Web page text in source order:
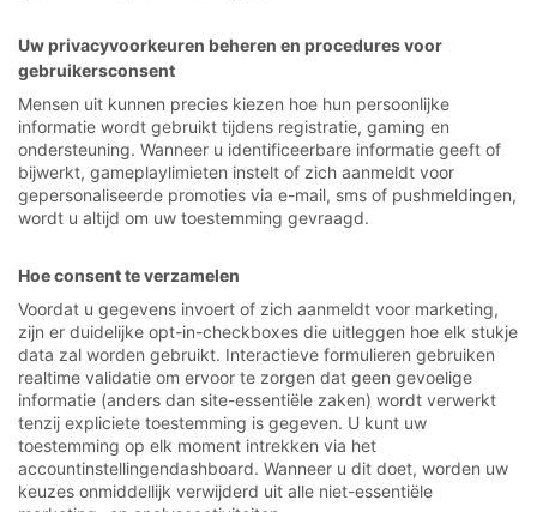
Uw privacyvoorkeuren beheren en procedures voor
gebruikersconsent
Mensen uit kunnen precies kiezen hoe hun persoonlijke
informatie wordt gebruikt tijdens registratie, gaming en
ondersteuning. Wanneer u identificeerbare informatie geeft of
bijwerkt, gameplaylimieten instelt of zich aanmeldt voor
gepersonaliseerde promoties via e-mail, sms of pushmeldingen,
wordt u altijd om uw toestemming gevraagd.
Hoe consent te verzamelen
Voordat u gegevens invoert of zich aanmeldt voor marketing,
zijn er duidelijke opt-in-checkboxes die uitleggen hoe elk stukje
data zal worden gebruikt. Interactieve formulieren gebruiken
realtime validatie om ervoor te zorgen dat geen gevoelige
informatie (anders dan site-essentiële zaken) wordt verwerkt
tenzij expliciete toestemming is gegeven. U kunt uw
toestemming op elk moment intrekken via het
accountinstellingendashboard. Wanneer u dit doet, worden uw
keuzes onmiddellijk verwijderd uit alle niet-essentiële